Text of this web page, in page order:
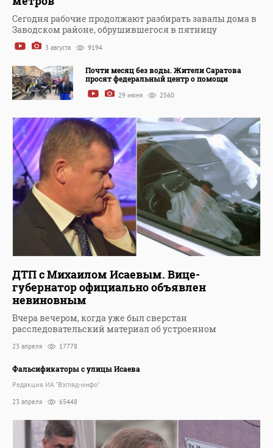
Сегодня рабочие продолжают разбирать завалы дома в
Заводском районе, обрушившегося в пятницу
3 августа 9194
Почти месяц без воды. Жители Саратова
просят федеральный центр о помощи
29 июня 2560
ДТП с Михаилом Исаевым. Вице-
губернатор официально объявлен
невиновным
Вчера вечером, когда уже был сверстан
расследовательский материал об устроенном
23 апреля 17778
Фальсификаторы с улицы Исаева
Редакция ИА "Взгляд-инфо"
23 апреля 65448